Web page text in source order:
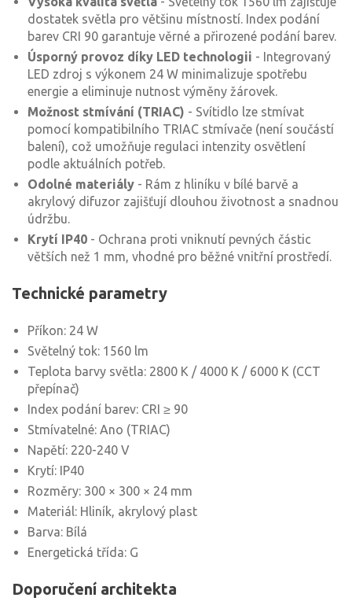
dostatek světla pro většinu místností. Index podání
barev CRI 90 garantuje věrné a přirozené podání barev.
Úsporný provoz díky LED technologii - Integrovaný
LED zdroj s výkonem 24 W minimalizuje spotřebu
energie a eliminuje nutnost výměny žárovek.
Možnost stmívání (TRIAC) - Svítidlo lze stmívat
pomocí kompatibilního TRIAC stmívače (není součástí
balení), což umožňuje regulaci intenzity osvětlení
podle aktuálních potřeb.
Odolné materiály - Rám z hliníku v bílé barvě a
akrylový difuzor zajišťují dlouhou životnost a snadnou
údržbu.
Krytí IP40 - Ochrana proti vniknutí pevných částic
větších než 1 mm, vhodné pro běžné vnitřní prostředí.
Technické parametry
Příkon: 24 W
Světelný tok: 1560 lm
Teplota barvy světla: 2800 K / 4000 K / 6000 K (CCT
přepínač)
Index podání barev: CRI ≥ 90
Stmívatelné: Ano (TRIAC)
Napětí: 220-240 V
Krytí: IP40
Rozměry: 300 × 300 × 24 mm
Materiál: Hliník, akrylový plast
Barva: Bílá
Energetická třída: G
Doporučení architekta